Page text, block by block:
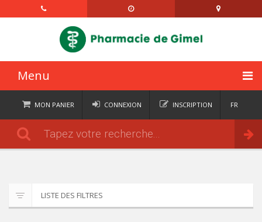
Menu
ACCUEIL
CATÉGORIES
CONTACT
MON PANIER
Commander
CONNEXION INSCRIPTION FR
LISTE DES FILTRES